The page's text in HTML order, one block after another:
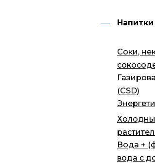
Напитки
Соки,
(CSD)
Вода +
вода с